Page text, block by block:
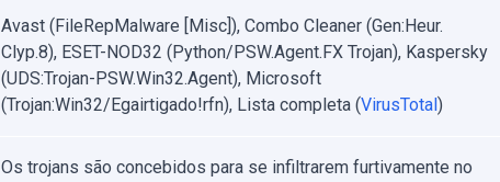
Avast (FileRepMalware [Misc]), Combo Cleaner (Gen:Heur.
Clyp.8), ESET-NOD32 (Python/PSW.Agent.FX Trojan), Kaspersky
(UDS:Trojan-PSW.Win32.Agent), Microsoft
(Trojan:Win32/Egairtigado!rfn), Lista completa (VirusTotal)
Os trojans são concebidos para se infiltrarem furtivamente no